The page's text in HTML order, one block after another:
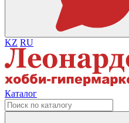
KZ RU
Каталог